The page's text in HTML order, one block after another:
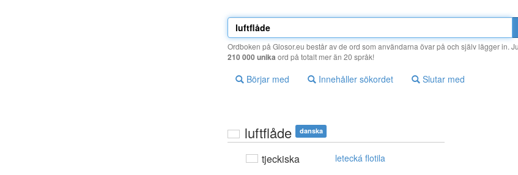
Ordboken på Glosor.eu består av de ord som användarna övar på och själv lägger in.
210 000 unika ord på totalt mer än 20 språk!
Börjar med Innehåller sökordet Slutar med
luftflåde danska
tjeckiska letecká flotila